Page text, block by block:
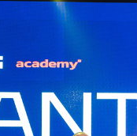
integrada
em um único ambiente.